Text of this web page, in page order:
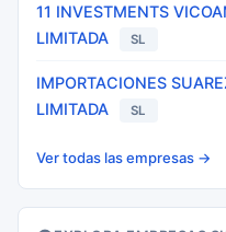
11 INVESTMENTS
LIMITADA
SL
IMPORTACIONES
LIMITADA
SL
Ver todas las empresas →